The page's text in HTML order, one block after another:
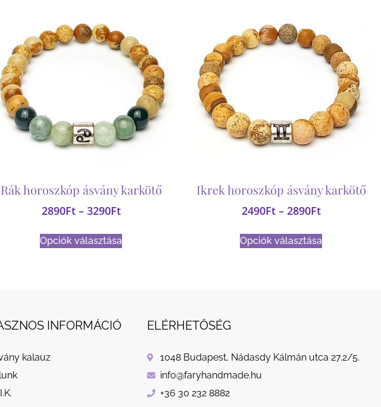
Rák horoszkóp ásvány karkötő
2890Ft – 3290Ft
Opciók választása
Ikrek horoszkóp ásvány karkötő
2490Ft – 2890Ft
Opciók választása
INFORMÁCIÓ
kalauz
ELÉRHETŐSÉG
1048 Budapest, Nádasdy Kálmán utca 27.2/5.
info@faryhandmade.hu
+36 30 232 8882